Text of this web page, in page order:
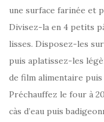
une surface farinée et
Divisez-la en 4 petits
lisses. Disposez-les
puis aplatissez-les
de film alimentaire puis
Préchauffez le four à
càs d’eau puis